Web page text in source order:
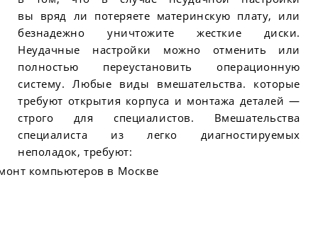
вы вряд ли потеряете материнскую плату, или
безнадежно уничтожите жесткие диски.
Неудачные настройки можно отменить или
полностью переустановить операционную
систему. Любые виды вмешательства. которые
требуют открытия корпуса и монтажа деталей —
строго для специалистов. Вмешательства
специалиста из легко диагностируемых
неполадок, требуют: